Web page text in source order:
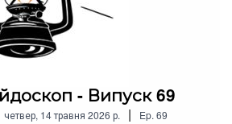
- Випуск 69
четвер, 14 травня 2026 р. | Ep. 69